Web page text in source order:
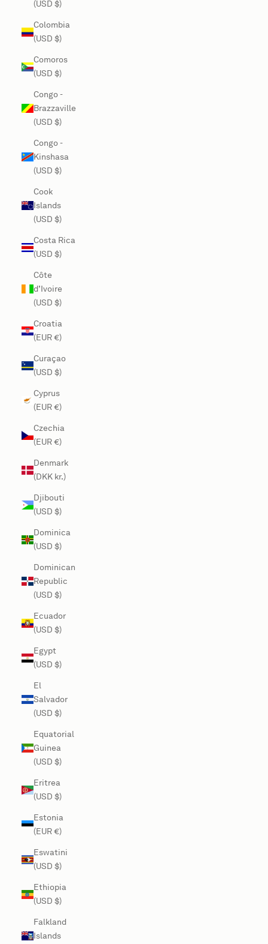
(USD $)
Colombia
(USD $)
Comoros
(USD $)
Congo -
Brazzaville
(USD $)
Congo -
Kinshasa
(USD $)
Cook
Islands
(USD $)
Costa Rica
(USD $)
Côte
d’Ivoire
(USD $)
Croatia
(EUR €)
Curaçao
(USD $)
Cyprus
(EUR €)
Czechia
(EUR €)
Denmark
(DKK kr.)
Djibouti
(USD $)
Dominica
(USD $)
Dominican
Republic
(USD $)
Ecuador
(USD $)
Egypt
(USD $)
El
Salvador
(USD $)
Equatorial
Guinea
(USD $)
Eritrea
(USD $)
Estonia
(EUR €)
Eswatini
(USD $)
Ethiopia
(USD $)
Falkland
Islands